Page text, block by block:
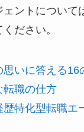
ェントについて
ださい。
いに答える16
転職の仕方
特化型転職エ